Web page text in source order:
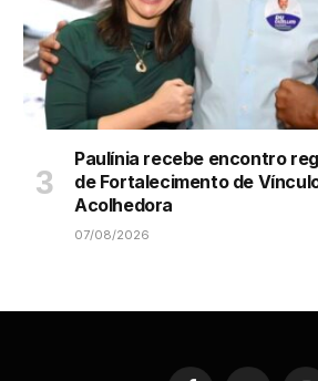
Paulínia recebe encontro
de Fortalecimento de
Acolhedora
07/08/2026